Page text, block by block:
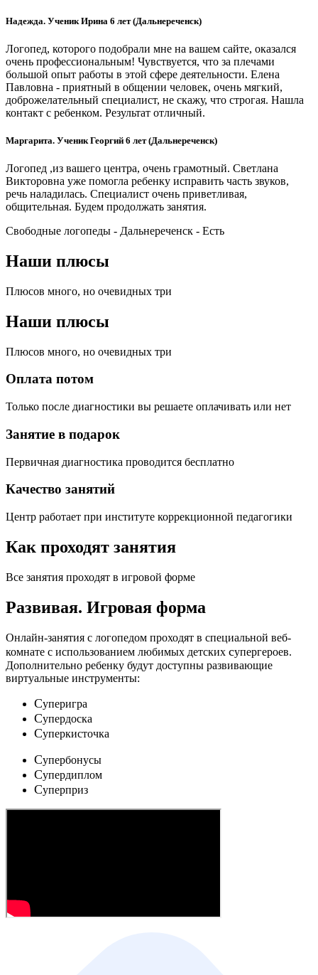
Надежда. Ученик Ирина 6 лет (Дальнереченск)
Логопед, которого подобрали мне на вашем сайте, оказался
очень профессиональным! Чувствуется, что за плечами
большой опыт работы в этой сфере деятельности. Елена
Павловна - приятный в общении человек, очень мягкий,
доброжелательный специалист, не скажу, что строгая. Нашла
контакт с ребенком. Результат отличный.
Маргарита. Ученик Георгий 6 лет (Дальнереченск)
Логопед ,из вашего центра, очень грамотный. Светлана
Викторовна уже помогла ребенку исправить часть звуков,
речь наладилась. Специалист очень приветливая,
общительная. Будем продолжать занятия.
Свободные логопеды - Дальнереченск - Есть
Наши плюсы
Плюсов много, но очевидных три
Наши плюсы
Плюсов много, но очевидных три
Оплата потом
Только после диагностики вы решаете оплачивать или нет
Занятие в подарок
Первичная диагностика проводится бесплатно
Качество занятий
Центр работает при институте коррекционной педагогики
Как проходят занятия
Все занятия проходят в игровой форме
Развивая. Игровая форма
Онлайн-занятия с логопедом проходят в специальной веб-
комнате с использованием любимых детских cупергероев.
Дополнительно ребенку будут доступны развивающие
виртуальные инструменты:
Cуперигра
Cупердоска
Cуперкисточка
Cупербонусы
Cупердиплом
Cуперприз